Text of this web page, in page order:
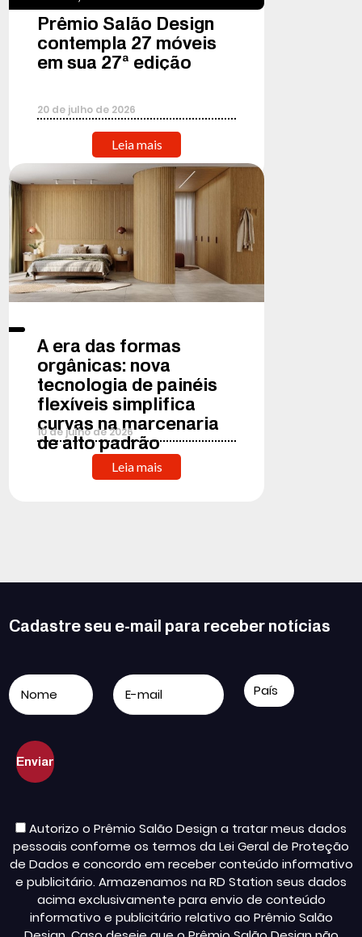
Prêmio Salão Design
contempla 27 móveis
em sua 27ª edição
20 de julho de 2026
Leia mais
A era das formas
orgânicas: nova
tecnologia de painéis
flexíveis simplifica
curvas na marcenaria
de alto padrão
10de julho de2026
Leia mais
Cadastre seu e-mail para receber notícias
Autorizo o Prêmio Salão Design a tratar meus dados
pessoais conforme os termos da Lei Geral de Proteção
de Dados e concordo em receber conteúdo informativo
e publicitário. Armazenamos na RD Station seus dados
acima exclusivamente para envio de conteúdo
informativo e publicitário relativo ao Prêmio Salão